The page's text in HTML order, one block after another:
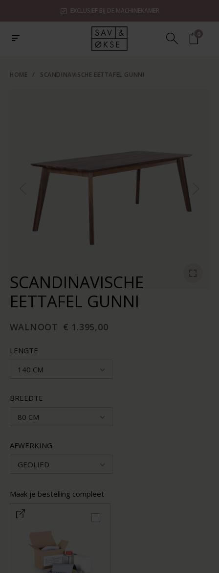
EXCLUSIEF BIJ DE MACHINEKAMER
0
HOME / SCANDINAVISCHE EETTAFEL GUNNI
SCANDINAVISCHE
EETTAFEL GUNNI
WALNOOT € 1.395,00
LENGTE
140 CM
BREEDTE
80 CM
AFWERKING
GEOLIED
Maak je bestelling compleet